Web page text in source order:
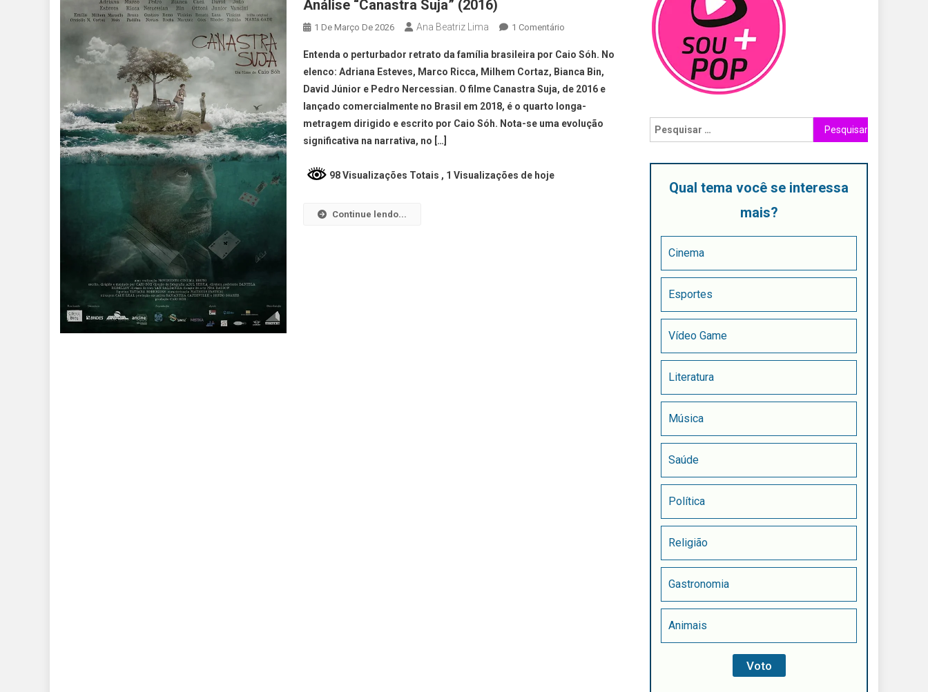
Análise “Canastra Suja” (2016)
1 De Março De 2026 Ana Beatriz Lima 1 Comentário
Entenda o perturbador retrato da família brasileira por Caio Sóh. No
elenco: Adriana Esteves, Marco Ricca, Milhem Cortaz, Bianca Bin,
David Júnior e Pedro Nercessian. O filme Canastra Suja, de 2016 e
lançado comercialmente no Brasil em 2018, é o quarto longa-
metragem dirigido e escrito por Caio Sóh. Nota-se uma evolução
significativa na narrativa, no […]
98 Visualizações Totais , 1 Visualizações de hoje
Continue lendo...
Qual tema você se interessa
mais?
Cinema
Esportes
Vídeo Game
Literatura
Música
Saúde
Política
Religião
Gastronomia
Animais